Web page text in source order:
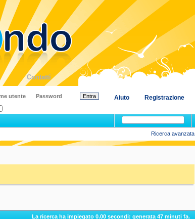
Contatti
Registrazione
Aiuto
Ricerca avanzata
La ricerca ha impiegato 0.00 secondi: generata 47 minuti fa.